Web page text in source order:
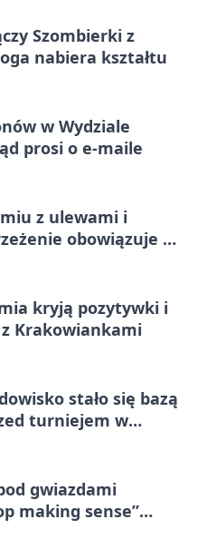
Szombierki z
nabiera kształtu
w Wydziale
prosi o e-maile
z ulewami i
obowiązuje do
kryją pozytywki i
Krakowiankami
stało się bazą
turniejem w
gwiazdami
making sense”